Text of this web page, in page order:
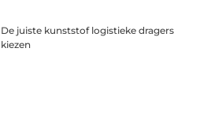
De juiste kunststof logistieke dragers
kiezen